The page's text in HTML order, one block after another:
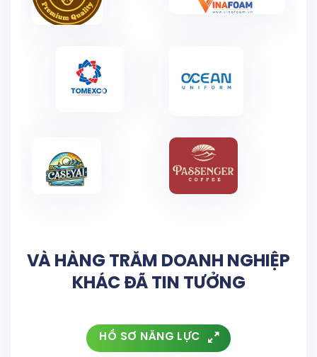
VÀ HÀNG TRĂM DOANH NGHIỆP
KHÁC ĐÃ TIN TƯỞNG
HỒ SƠ NĂNG LỰC